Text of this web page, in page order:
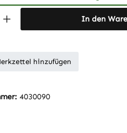
Anzahl: Gib den
In den
hinzufügen
4030090